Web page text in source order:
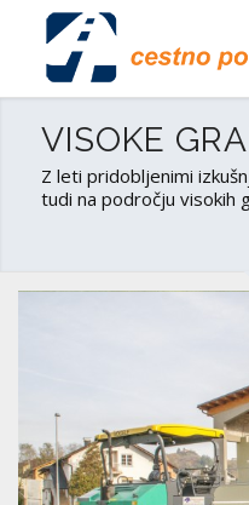
VISOKE
Z leti pridobljenimi
tudi na področju visokih